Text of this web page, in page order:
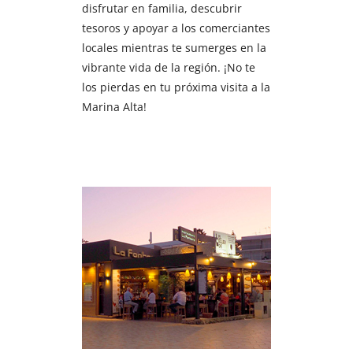
disfrutar en familia, descubrir
tesoros y apoyar a los comerciantes
locales mientras te sumerges en la
vibrante vida de la región. ¡No te
los pierdas en tu próxima visita a la
Marina Alta!